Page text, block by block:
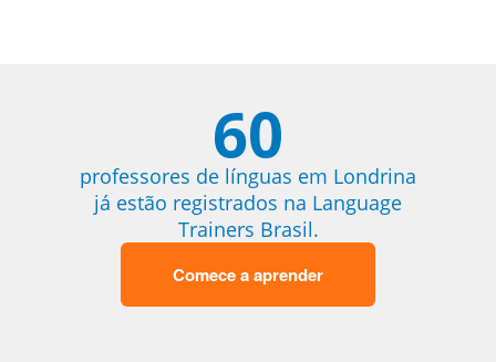
60
professores de línguas em Londrina
já estão registrados na Language
Trainers Brasil.
Comece a aprender